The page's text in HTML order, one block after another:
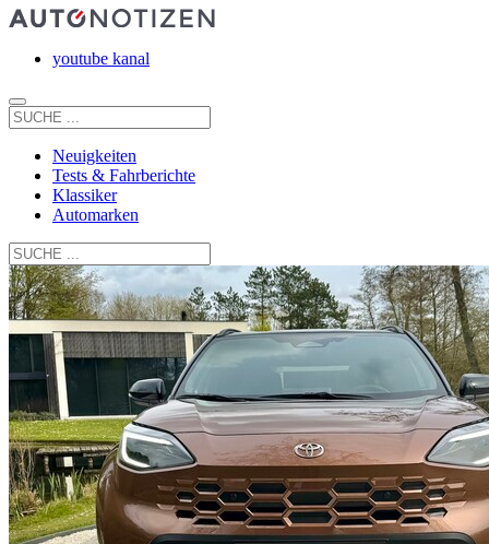
youtube kanal
Neuigkeiten
Tests & Fahrberichte
Klassiker
Automarken